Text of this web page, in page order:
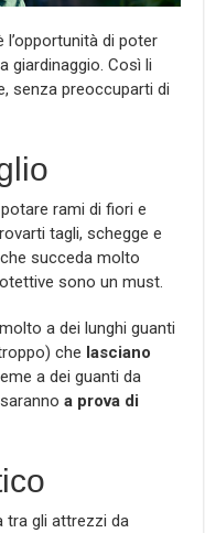
l’opportunità di poter
giardinaggio. Così li
senza preoccuparti di
rami di fiori e
tagli, schegge e
succeda molto
sono un must.
a dei lunghi guanti
che lasciano
a dei guanti da
sarannoa prova di
tra gli attrezzi da